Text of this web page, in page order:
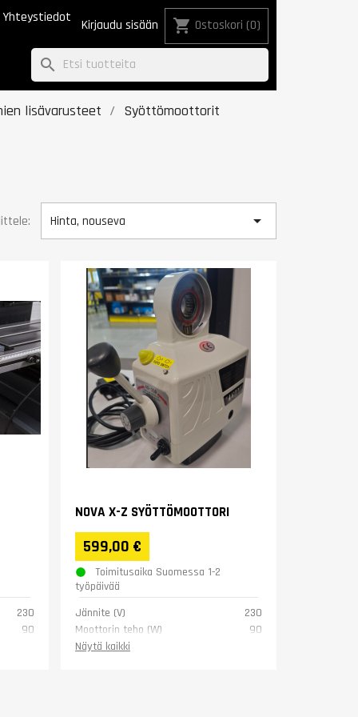
Yhteystiedot Kirjaudu sisään shopping_cart Ostoskori (0)
search
lisävarusteet Syöttömoottorit
Hinta, nouseva 
230
90
NOVA X-Z SYÖTTÖMOOTTORI
599,00 €
Toimitusaika Suomessa 1-2
työpäivää
Jännite (V)
230
Moottorin teho (W)
90
Vääntömomentti (Nm)
Näytä kaikki